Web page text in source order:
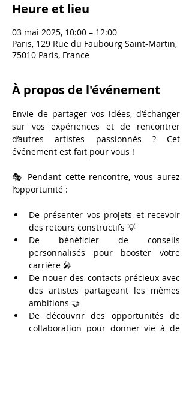
Heure et lieu
03 mai 2025, 10:00 – 12:00
Paris, 129 Rue du Faubourg Saint-Martin,
75010 Paris, France
À propos de l'événement
Envie de partager vos idées, d’échanger
sur vos expériences et de rencontrer
d’autres artistes passionnés ? Cet
événement est fait pour vous !
🎭 Pendant cette rencontre, vous aurez
l’opportunité :
De présenter vos projets et recevoir
des retours constructifs 💡
De bénéficier de conseils
personnalisés pour booster votre
carrière 🎤
De nouer des contacts précieux avec
des artistes partageant les mêmes
ambitions 🤝
De découvrir des opportunités de
collaboration pour donner vie à de